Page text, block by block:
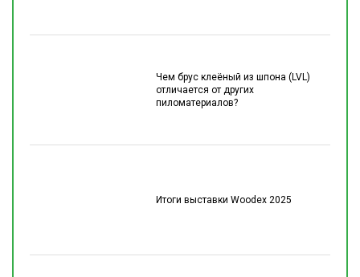
Чем брус клеёный из шпона (LVL)
отличается от других
пиломатериалов?
Итоги выставки Woodex 2025